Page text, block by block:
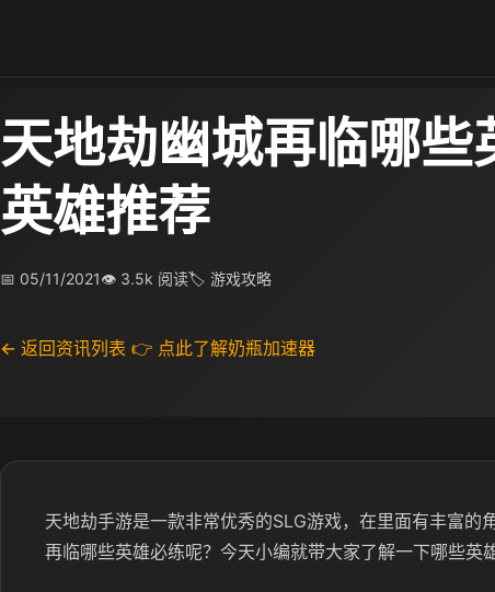
天地劫幽城再临哪些
英雄推荐
📅 05/11/2021👁 3.5k 阅读🏷 游戏攻略
← 返回资讯列表 👉 点此了解奶瓶加速器
天地劫手游是一款非常优秀的SLG游戏，在里面有丰富的
再临哪些英雄必练呢？今天小编就带大家了解一下哪些英